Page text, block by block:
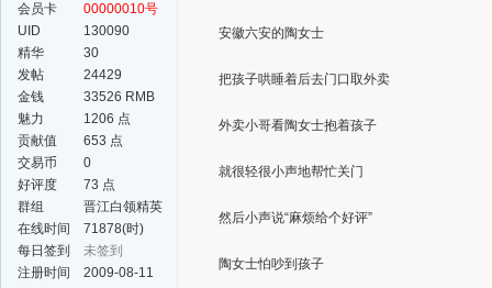
会员卡
00000010号
UID
130090
精华
30
发帖
24429
金钱
33526 RMB
魅力
1206 点
贡献值
653 点
交易币
0
好评度
73 点
群组
晋江白领精英
群
在线时间
71878(时)
每日签到
未签到
注册时间
2009-08-11
安徽六安的陶女士
把孩子哄睡着后去门口取外卖
外卖小哥看陶女士抱着孩子
就很轻很小声地帮忙关门
然后小声说“麻烦给个好评”
陶女士怕吵到孩子